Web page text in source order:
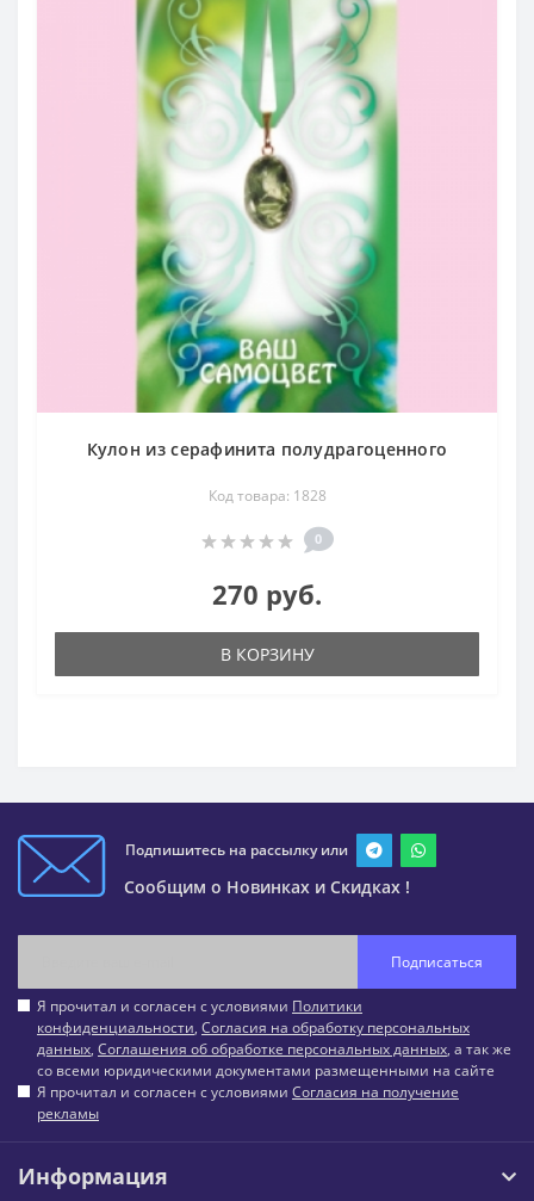
Кулон из серафинита полудрагоценного
Код товара: 1828
0
270 руб.
В КОРЗИНУ
Подпишитесь на рассылку или
Сообщим о Новинках и Скидках !
Подписаться
Я прочитал и согласен с условиями Политики
конфиденциальности, Согласия на обработку персональных
данных, Соглашения об обработке персональных данных, а так же
со всеми юридическими документами размещенными на сайте
Я прочитал и согласен с условиями Согласия на получение
рекламы
Информация